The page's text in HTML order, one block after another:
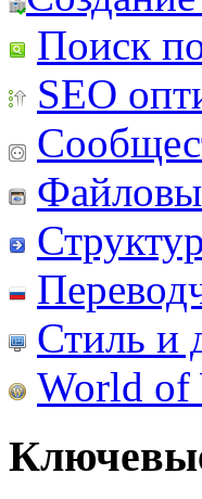
Поиск
SEO
Стиль и
World of